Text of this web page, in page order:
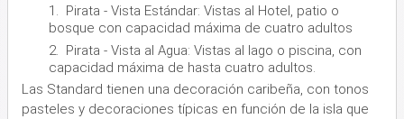
Pirata - Vista Estándar: Vistas al Hotel, patio o
bosque con capacidad máxima de cuatro adultos
Pirata - Vista al Agua: Vistas al lago o piscina, con
capacidad máxima de hasta cuatro adultos.
Las Standard tienen una decoración caribeña, con tonos
pasteles y decoraciones típicas en función de la isla que